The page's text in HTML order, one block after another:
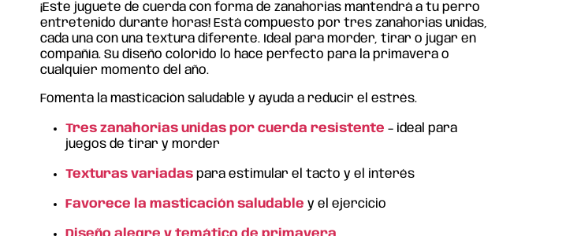
¡Este juguete de cuerda con forma de zanahorias mantendrá a tu perro
entretenido durante horas! Está compuesto por tres zanahorias unidas,
cada una con una textura diferente. Ideal para morder, tirar o jugar en
compañía. Su diseño colorido lo hace perfecto para la primavera o
cualquier momento del año.
Fomenta la masticación saludable y ayuda a reducir el estrés.
Tres zanahorias unidas por cuerda resistente – ideal para
juegos de tirar y morder
Texturas variadas para estimular el tacto y el interés
Favorece la masticación saludable y el ejercicio